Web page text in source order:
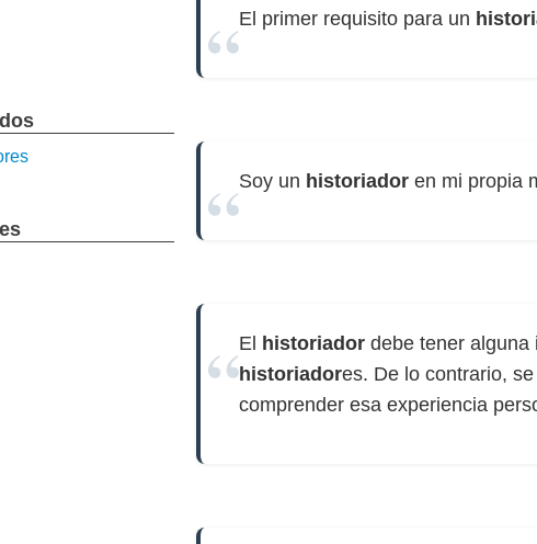
El primer requisito para un
Soy un historiador en mi propia
El historiador debe tener alguna
historiadores. De lo contrario,
comprender esa experiencia